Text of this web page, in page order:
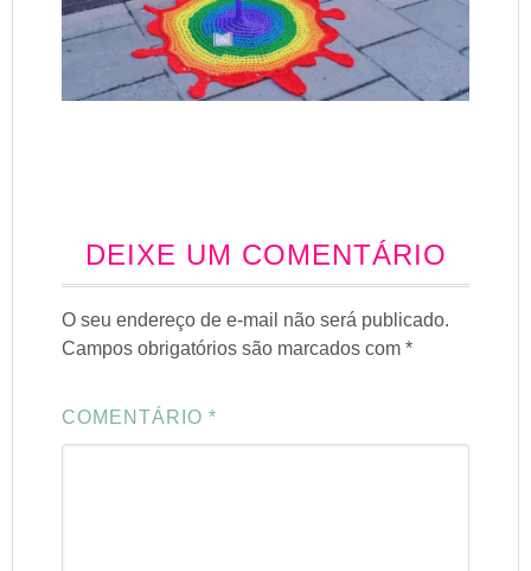
DEIXE UM COMENTÁRIO
O seu endereço de e-mail não será publicado.
Campos obrigatórios são marcados com*
COMENTÁRIO*